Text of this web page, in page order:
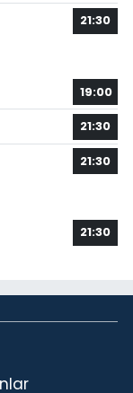
21:30
19:00
21:30
21:30
21:30